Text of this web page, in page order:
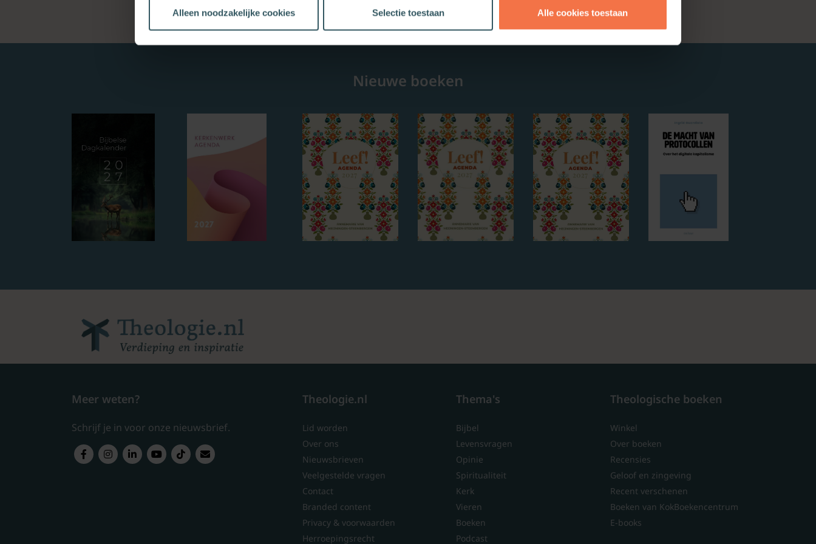
Alleen noodzakelijke cookies Selectie toestaan Alle cookies toestaan
Nieuwe boeken
Meer weten?
Schrijf je in voor onze nieuwsbrief.
Theologie.nl
Lid worden
Over ons
Nieuwsbrieven
Veelgestelde vragen
Contact
Branded content
Privacy & voorwaarden
Herroepingsrecht
Thema's
Bijbel
Levensvragen
Opinie
Spiritualiteit
Kerk
Vieren
Boeken
Podcast
Theologische boeken
Winkel
Over boeken
Recensies
Geloof en zingeving
Recent verschenen
Boeken van KokBoekencentrum
E-books